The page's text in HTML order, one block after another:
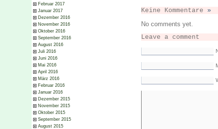
Februar 2017
Januar 2017
Dezember 2016
November 2016
Oktober 2016
September 2016
August 2016
Juli 2016
Juni 2016
Mai 2016
April 2016
März 2016
Februar 2016
Januar 2016
Dezember 2015
November 2015
Oktober 2015
September 2015
August 2015
Keine Kommentare »
No comments yet.
Leave a comment